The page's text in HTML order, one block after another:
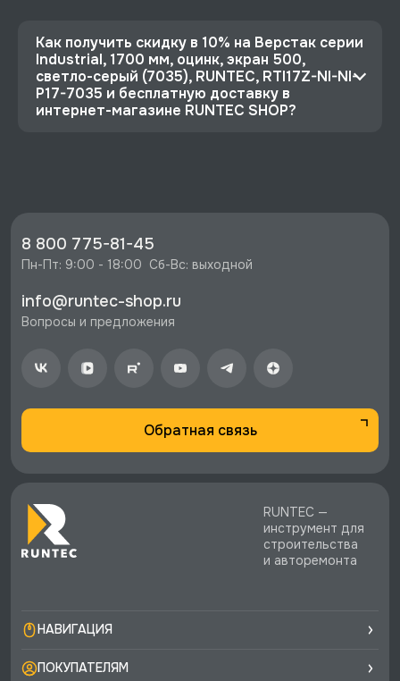
Как получить скидку в 10% на Верстак серии
Industrial, 1700 мм, оцинк, экран 500,
светло-серый (7035), RUNTEC, RTI17Z-NI-NI-
P17-7035 и бесплатную доставку в
интернет-магазине RUNTEC SHOP?
RUNTEC, RTI17Z-NI-NI-P17-7035 со скидкой -
49500 руб.
Петербурге и по РФ, если она меньше 10%
стоимости заказа.
экспертная поддержка.
8 800 775-81-45
Пн-Пт: 9:00 - 18:00  Сб-Вс: выходной
info@runtec-shop.ru
Вопросы и предложения
Обратная связь
RUNTEC —
инструмент для
строительства
и авторемонта
НАВИГАЦИЯ
ПОКУПАТЕЛЯМ